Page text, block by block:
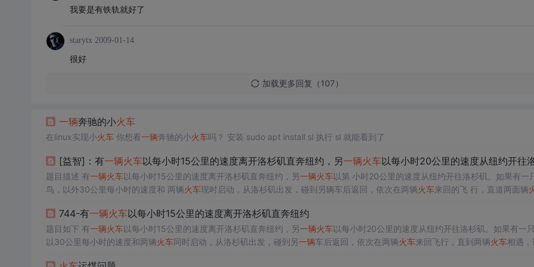
我要是有铁轨就好了
starytx 2009-01-14
很好
加载更多回复（107）
一辆奔驰的小火车
在linux实现小火车你想看一辆奔驰的小火车 吗？ 安装 sudo apt install sl 执行 sl 就能看到了
[益智]：有一辆火车以每小时15公里的速度离开洛杉矶直奔纽约，另一辆火车以每小时20公里的速度从纽约开往洛杉矶。如果有一只鸟
题目描述 有一辆火车以每小时15公里的速度离开洛杉矶直奔纽约，另一辆火车以第 小时20公里的速度从纽约开往洛杉矶。如果有一
鸟，以外30公里每小时的速度和 两辆火车现时启动，从洛杉矶出发，碰到另辆车后返回，依次在两辆火车来回的飞 行，直道两面辆
744-有一辆火车以每小时15公里的速度离开洛杉矶直奔纽约
题目如下 有一辆火车以每小时15公里的速度离开洛杉矶直奔纽约，另一辆火车以每小时20公里的速度从纽约开往洛杉矶。如果有一只
以30公里每小时的速度和两辆火车同时启动，从洛杉矶出发，碰到另一辆车后返回，依次在两辆火车来回飞行，直到两辆火车相遇，